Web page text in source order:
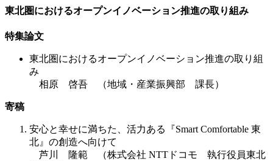
東北圏におけるオープンイノベーション推進の取り組み
特集論文
東北圏におけるオープンイノベーション推進の取り組
み
相原 啓吾 （地域・産業振興部 課長）
寄稿
安心と幸せに満ちた、活力ある『Smart Comfortable 東
北』の創造へ向けて
芦川 隆範 （株式会社 NTTドコモ 執行役員東北